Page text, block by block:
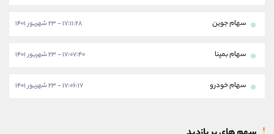
سهام جوین ۱۷:۱۱:۲۸ - ۲۳ شهریور ۱۴۰۱
سهام بمپنا ۱۷:۰۷:۴۰ - ۲۳ شهریور ۱۴۰۱
سهام خودرو ۱۷:۰۶:۱۷ - ۲۳ شهریور ۱۴۰۱